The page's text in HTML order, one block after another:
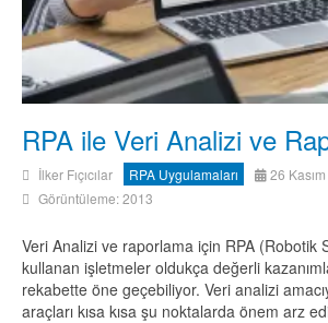
RPA ile Veri Analizi ve
İlker Fıçıcılar RPA Uygulamaları
26
Görüntüleme: 2013
Veri Analizi ve raporlama için RPA (Robotik
kullanan işletmeler oldukça değerli
rekabette öne geçebiliyor. Veri analizi
araçları kısa kısa şu noktalarda önem arz